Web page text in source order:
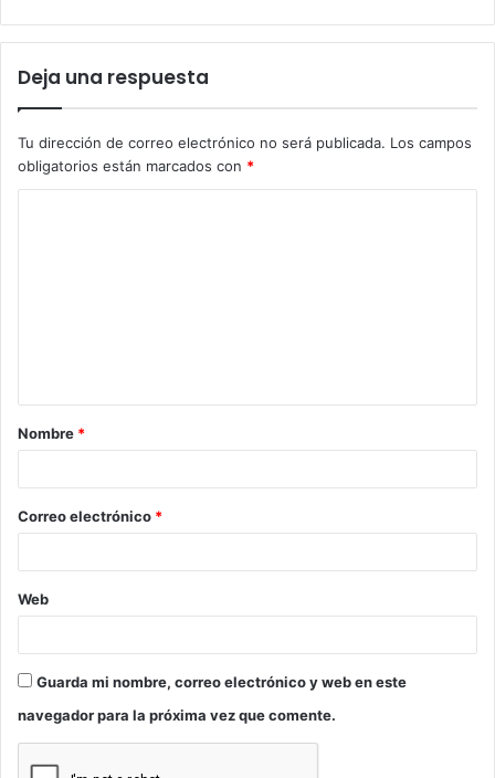
Deja una respuesta
Tu dirección de correo electrónico no será publicada. Los campos
obligatorios están marcados con *
a
r
*
Nombre *
Correo electrónico *
Web
Guarda mi nombre, correo electrónico y web en este
navegador para la próxima vez que comente.